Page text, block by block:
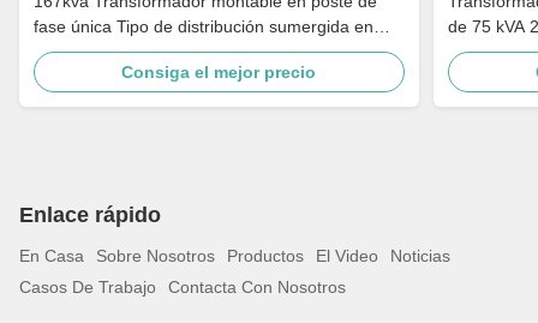
fase única Tipo de distribución sumergida en
aceite Paso a abajo 4160v A 480v
Consiga el mejor precio
de 75 kVA
Enlace rápido
En Casa Sobre Nosotros Productos El Video
Noticias
Casos De Trabajo
Contacta Con Nosotros